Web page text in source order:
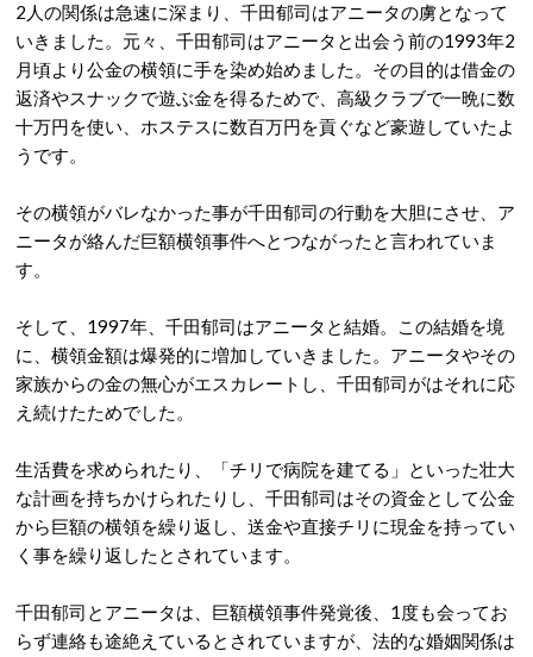
2人の関係は急速に深まり、千田郁司はアニータの虜となって
いきました。元々、千田郁司はアニータと出会う前の1993年2
月頃より公金の横領に手を染め始めました。その目的は借金の
返済やスナックで遊ぶ金を得るためで、高級クラブで一晩に数
十万円を使い、ホステスに数百万円を貢ぐなど豪遊していたよ
うです。
その横領がバレなかった事が千田郁司の行動を大胆にさせ、ア
ニータが絡んだ巨額横領事件へとつながったと言われていま
す。
そして、1997年、千田郁司はアニータと結婚。この結婚を境
に、横領金額は爆発的に増加していきました。アニータやその
家族からの金の無心がエスカレートし、千田郁司がはそれに応
え続けたためでした。
生活費を求められたり、「チリで病院を建てる」といった壮大
な計画を持ちかけられたりし、千田郁司はその資金として公金
から巨額の横領を繰り返し、送金や直接チリに現金を持ってい
く事を繰り返したとされています。
千田郁司とアニータは、巨額横領事件発覚後、1度も会ってお
らず連絡も途絶えているとされていますが、法的な婚姻関係は